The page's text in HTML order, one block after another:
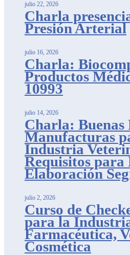
Charla
Presión Arterial
julio 22, 2026
Charla:
Productos
10993
julio 16, 2026
Charla: Buenas
Manufacturas
Industria
Requisitos para
Elaboración
julio 14, 2026
Curso de
para la
Farmacéutica,
Cosmética
julio 2, 2026